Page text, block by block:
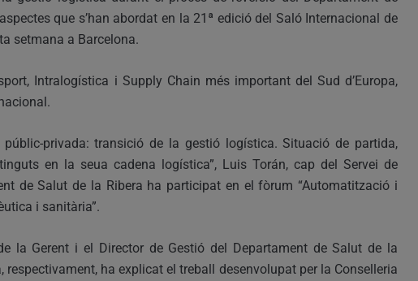
que s’han abordat en la 21ª edició del Saló Internacional de
setmana a Barcelona.
Intralogística i Supply Chain més important del Sud d’Europa,
privada: transició de la gestió logística. Situació de partida,
en la seua cadena logística”, Luis Torán, cap del Servei de
de Salut de la Ribera ha participat en el fòrum “Automatització i
i sanitària”.
la Gerent i el Director de Gestió del Departament de Salut de la
respectivament, ha explicat el treball desenvolupat per la Conselleria